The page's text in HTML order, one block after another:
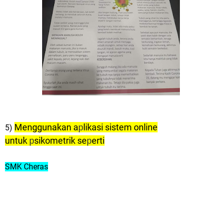
5) Menggunakan ap likasi sistem online
untuk psikometrik seperti
SMK Cheras